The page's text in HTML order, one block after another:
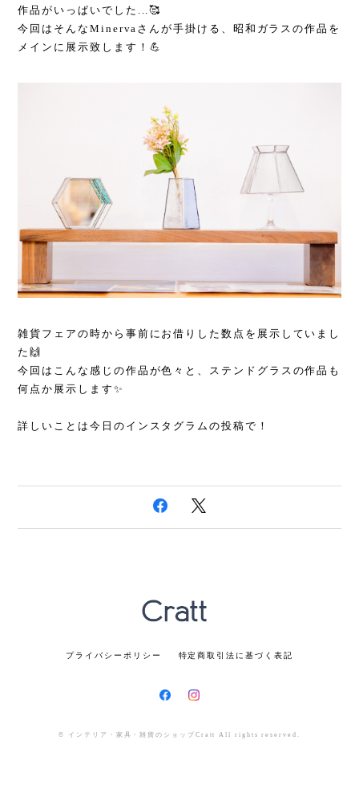
作品がいっぱいでした...🥰
今回はそんなMinervaさんが手掛ける、昭和ガラスの作品を
メインに展示致します！💪
雑貨フェアの時から事前にお借りした数点を展示していまし
た🙌
今回はこんな感じの作品が色々と、ステンドグラスの作品も
何点か展示します✨
詳しいことは今日のインスタグラムの投稿で！
プライバシーポリシー 特定商取引法に基づく表記
© インテリア・家具・雑貨のショップCratt All rights reserved.